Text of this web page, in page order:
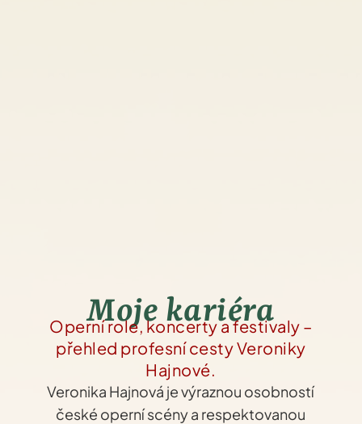
Moje kariéra
Operní role, koncerty a festivaly –
přehled profesní cesty Veroniky
Hajnové.
Veronika Hajnová je výraznou osobností
české operní scény a respektovanou